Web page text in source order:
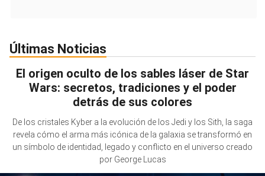
Últimas Noticias
El origen oculto de los sables láser de Star
Wars: secretos, tradiciones y el poder
detrás de sus colores
De los cristales Kyber a la evolución de los Jedi y los Sith, la saga
revela cómo el arma más icónica de la galaxia se transformó en
un símbolo de identidad, legado y conflicto en el universo creado
por George Lucas